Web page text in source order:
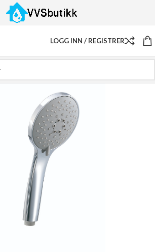
LOGG INN / REGISTRER